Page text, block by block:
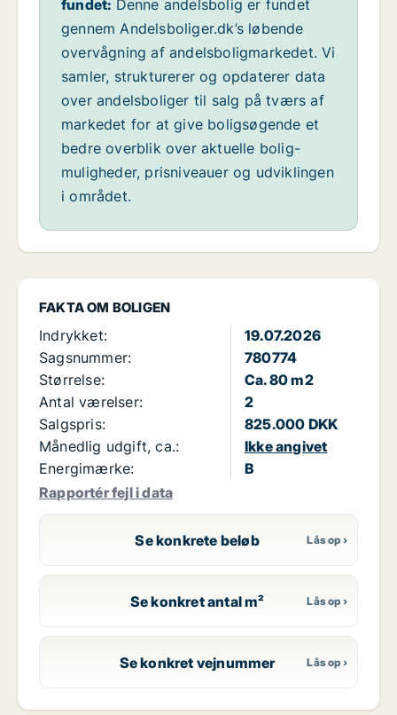
FAKTA OM BOLIGEN
Indrykket:
19.07.2026
Sagsnummer:
780774
Størrelse:
Ca. 80 m2
Antal værelser:
2
Salgspris:
825.000 DKK
Månedlig udgift, ca.:
Ikke angivet
Energimærke:
B
Rapportér fejl i data
Se konkrete beløb
Se konkret antal m²
Se konkret vejnummer
fundet: Denne andelsbolig er fundet
gennem Andelsboliger.dk’s løbende
overvågning af andelsboligmarkedet. Vi
samler, strukturerer og opdaterer data
over andelsboliger til salg på tværs af
markedet for at give boligsøgende et
bedre overblik over aktuelle bolig-
muligheder, prisniveauer og udviklingen
i området.